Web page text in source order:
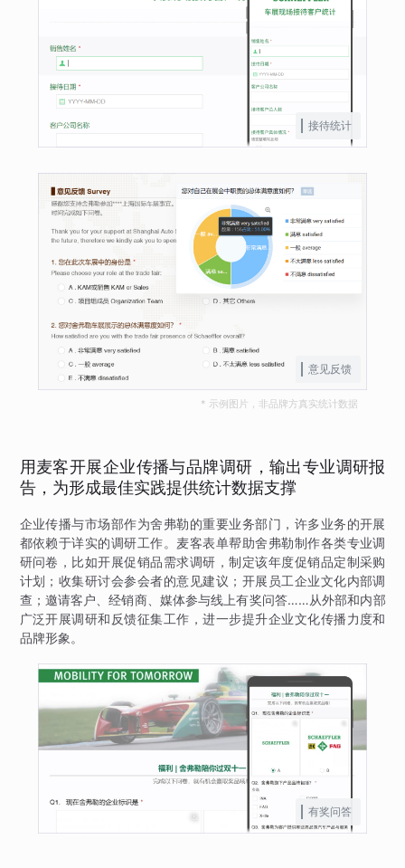
接待统计
意见反馈
* 示例图片，非品牌方真实统计数据
用麦客开展企业传播与品牌调研，输出专业调研报
告，为形成最佳实践提供统计数据支撑
企业传播与市场部作为舍弗勒的重要业务部门，许多业务的开展
都依赖于详实的调研工作。麦客表单帮助舍弗勒制作各类专业调
研问卷，比如开展促销品需求调研，制定该年度促销品定制采购
计划；收集研讨会参会者的意见建议；开展员工企业文化内部调
查；邀请客户、经销商、媒体参与线上有奖问答……从外部和内部
广泛开展调研和反馈征集工作，进一步提升企业文化传播力度和
品牌形象。
有奖问答